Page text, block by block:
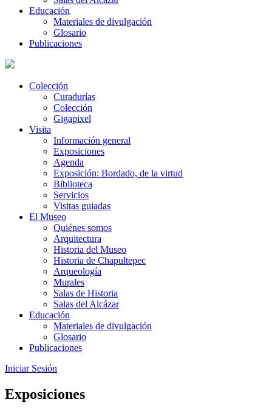
Educación
Materiales de divulgación
Glosario
Publicaciones
Colección
Curadurías
Colección
Gigapixel
Visita
Información general
Exposiciones
Agenda
Exposición: Bordado, de la virtud
Biblioteca
Servicios
Visitas guiadas
El Museo
Quiénes somos
Arquitectura
Historia del Museo
Historia de Chapultepec
Arqueología
Murales
Salas de Historia
Salas del Alcázar
Educación
Materiales de divulgación
Glosario
Publicaciones
Iniciar Sesión
Exposiciones